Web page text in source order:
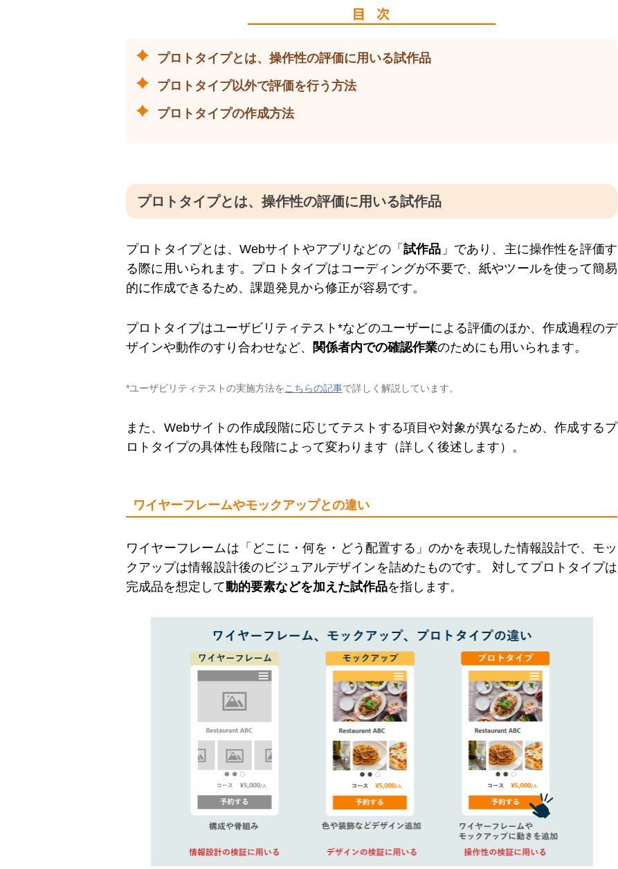
プロトタイプとは、操作性の評価に用いる試作品
プロトタイプ以外で評価を行う方法
プロトタイプの作成方法
プロトタイプとは、操作性の評価に用いる試作品
プロトタイプとは、Webサイトやアプリなどの「 試作品 」であり、主に操作性を評価す
る際に用いられます。プロトタイプはコーディングが不要で、紙やツールを使って簡易
的に作成できるため、課題発見から修正が容易です。
プロトタイプはユーザビリティテスト*などのユーザーによる評価のほか、作成過程のデ
ザインや動作のすり合わせなど、 関係者内での確認作業のためにも用いられます。
*ユーザビリティテストの実施方法をこちらの記事で詳しく解説しています。
また、Webサイトの作成段階に応じてテストする項目や対象が異なるため、作成するプ
ロトタイプの具体性も段階によって変わります（詳しく後述します）。
ワイヤーフレームやモックアップとの違い
ワイヤーフレームは「どこに・何を・どう配置する」のかを表現した情報設計で、モッ
クアップは情報設計後のビジュアルデザインを詰めたものです。 対してプロトタイプは
完成品を想定して動的要素などを加えた試作品を指します。